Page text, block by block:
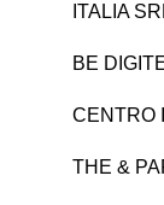
ITALIA
BE
CENTRO
THE &